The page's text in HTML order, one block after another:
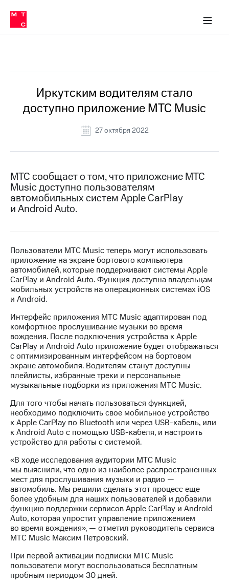
Медиа-центр
и акционерам
Устойчивое развитие
Комплаенс и деловая этика
компании
Карьера
История
компании
Руководство
Контакты
Медиа-центр
МТС
о технологиях
Достижения
Интервью
Финансовая
отчетность
Контакты
Новости
в
регионе
и акционерам
Корпоративное
управление
Корпоративный
Раскрытие
информации
Информация
акционерам
Документы
ПАО
"МТС"
Собрания
акционеров
кабинет
акционера
Акционерный
в МТС
Пресс-
релизы
о технологиях
Иркутским водителям стало
доступно приложение МТС Music
27 октября 2022
МТС сообщает о том, что приложение МТС
Music доступно пользователям
автомобильных систем Apple CarPlay
и Android Auto.
Пользователи МТС Music теперь могут использовать
приложение на экране бортового компьютера
автомобилей, которые поддерживают системы Apple
CarPlay и Android Auto. Функция доступна владельцам
мобильных устройств на операционных системах iOS
и Android.
Интерфейс приложения МТС Music адаптирован под
комфортное прослушивание музыки во время
вождения. После подключения устройства к Apple
CarPlay и Android Auto приложение будет отображаться
с оптимизированным интерфейсом на бортовом
экране автомобиля. Водителям станут доступны
плейлисты, избранные треки и персональные
музыкальные подборки из приложения МТС Music.
Для того чтобы начать пользоваться функцией,
необходимо подключить свое мобильное устройство
к Apple CarPlay по Bluetooth или через USB-кабель, или
к Android Auto с помощью USB-кабеля, и настроить
устройство для работы с системой.
«В ходе исследования аудитории МТС Music
мы выяснили, что одно из наиболее распространенных
мест для прослушивания музыки и радио —
автомобиль. Мы решили сделать этот процесс еще
более удобным для наших пользователей и добавили
функцию поддержки сервисов Apple CarPlay и Android
Auto, которая упростит управление приложением
во время вождения», — отметил руководитель сервиса
МТС Music Максим Петровский.
При первой активации подписки МТС Music
пользователи могут воспользоваться бесплатным
пробным периодом 30 дней.